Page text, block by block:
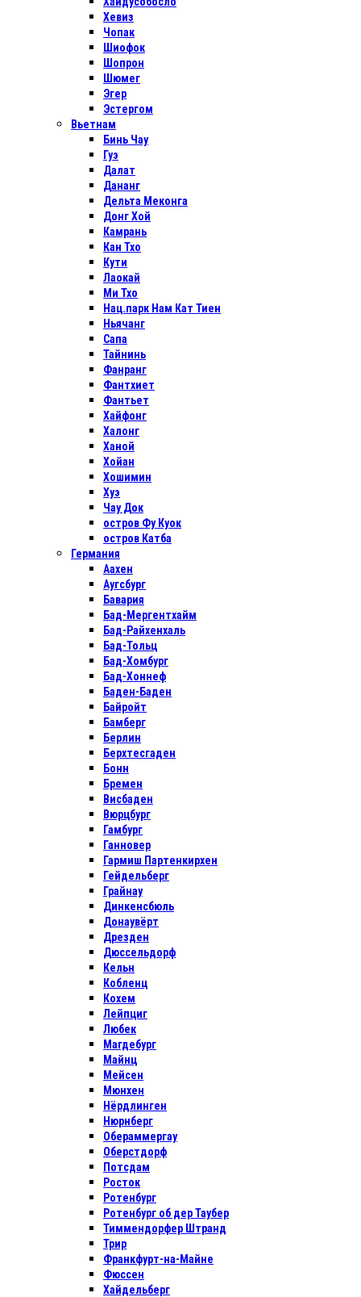
Хевиз
Чопак
Шиофок
Шопрон
Шюмег
Эгер
Эстергом
Вьетнам
Бинь Чау
Гуэ
Далат
Дананг
Дельта Меконга
Донг Хой
Камрань
Кан Тхо
Кути
Лаокай
Ми Тхо
Нац.парк Нам Кат Тиен
Ньячанг
Сапа
Тайнинь
Фанранг
Фантхиет
Фантьет
Хайфонг
Халонг
Ханой
Хойан
Хошимин
Хуэ
Чау Док
остров Фу Куок
остров Катба
Германия
Аахен
Аугсбург
Бавария
Бад-Мергентхайм
Бад-Райхенхаль
Бад-Тольц
Бад-Хомбург
Бад-Хоннеф
Баден-Баден
Байройт
Бамберг
Берлин
Берхтесгаден
Бонн
Бремен
Висбаден
Вюрцбург
Гамбург
Ганновер
Гармиш Партенкирхен
Гейдельберг
Грайнау
Динкенсбюль
Донаувёрт
Дрезден
Дюссельдорф
Кельн
Кобленц
Кохем
Лейпциг
Любек
Магдебург
Майнц
Мейсен
Мюнхен
Нёрдлинген
Нюрнберг
Обераммергау
Оберстдорф
Потсдам
Росток
Ротенбург
Ротенбург об дер Таубер
Тиммендорфер Штранд
Трир
Франкфурт-на-Майне
Фюссен
Хайдельберг